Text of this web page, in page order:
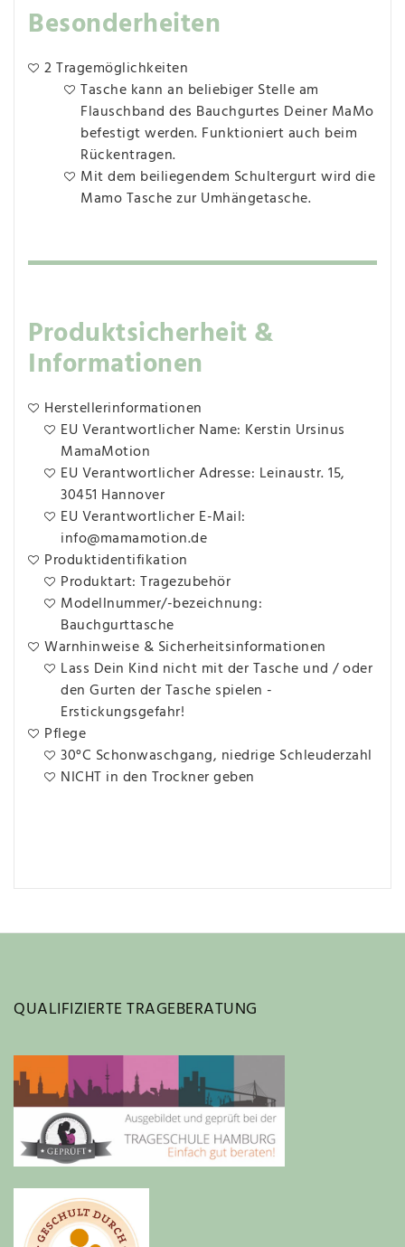
Besonderheiten
2 Tragemöglichkeiten
Tasche kann an beliebiger Stelle am
Flauschband des Bauchgurtes Deiner MaMo
befestigt werden. Funktioniert auch beim
Rückentragen.
Mit dem beiliegendem Schultergurt wird die
Mamo Tasche zur Umhängetasche.
Produktsicherheit &
Informationen
Herstellerinformationen
EU Verantwortlicher Name: Kerstin Ursinus
MamaMotion
EU Verantwortlicher Adresse: Leinaustr. 15,
30451 Hannover
EU Verantwortlicher E-Mail:
info@mamamotion.de
Produktidentifikation
Produktart: Tragezubehör
Modellnummer/-bezeichnung:
Bauchgurttasche
Warnhinweise & Sicherheitsinformationen
Lass Dein Kind nicht mit der Tasche und / oder
den Gurten der Tasche spielen -
Erstickungsgefahr!
Pflege
30°C Schonwaschgang, niedrige Schleuderzahl
NICHT in den Trockner geben
QUALIFIZIERTE TRAGEBERATUNG